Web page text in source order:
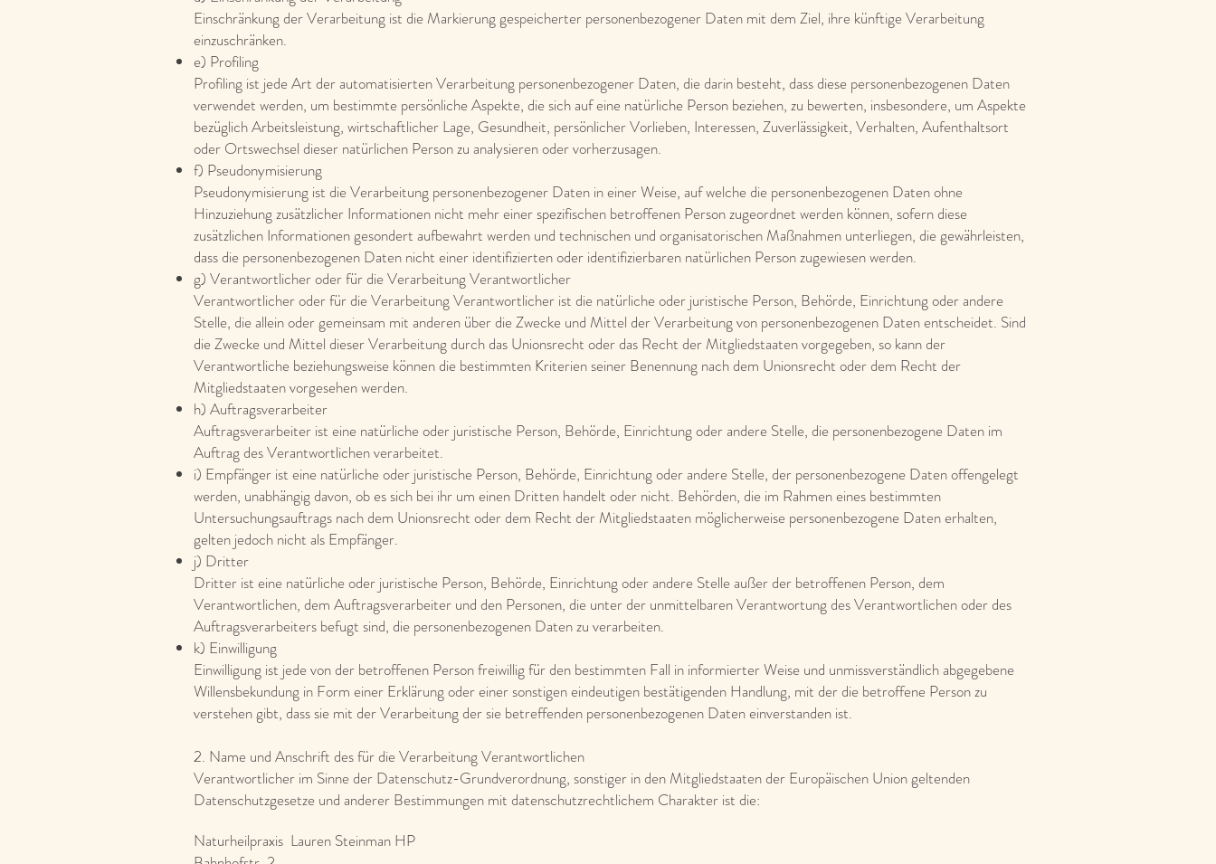
Einschränkung der Verarbeitung ist die Markierung gespeicherter personenbezogener Daten mit dem Ziel, ihre künftige Verarbeitung
einzuschränken.
e) Profiling
Profiling ist jede Art der automatisierten Verarbeitung personenbezogener Daten, die darin besteht, dass diese personenbezogenen Daten
verwendet werden, um bestimmte persönliche Aspekte, die sich auf eine natürliche Person beziehen, zu bewerten, insbesondere, um Aspekte
bezüglich Arbeitsleistung, wirtschaftlicher Lage, Gesundheit, persönlicher Vorlieben, Interessen, Zuverlässigkeit, Verhalten, Aufenthaltsort
oder Ortswechsel dieser natürlichen Person zu analysieren oder vorherzusagen.
f) Pseudonymisierung
Pseudonymisierung ist die Verarbeitung personenbezogener Daten in einer Weise, auf welche die personenbezogenen Daten ohne
Hinzuziehung zusätzlicher Informationen nicht mehr einer spezifischen betroffenen Person zugeordnet werden können, sofern diese
zusätzlichen Informationen gesondert aufbewahrt werden und technischen und organisatorischen Maßnahmen unterliegen, die gewährleisten,
dass die personenbezogenen Daten nicht einer identifizierten oder identifizierbaren natürlichen Person zugewiesen werden.
g) Verantwortlicher oder für die Verarbeitung Verantwortlicher
Verantwortlicher oder für die Verarbeitung Verantwortlicher ist die natürliche oder juristische Person, Behörde, Einrichtung oder andere
Stelle, die allein oder gemeinsam mit anderen über die Zwecke und Mittel der Verarbeitung von personenbezogenen Daten entscheidet. Sind
die Zwecke und Mittel dieser Verarbeitung durch das Unionsrecht oder das Recht der Mitgliedstaaten vorgegeben, so kann der
Verantwortliche beziehungsweise können die bestimmten Kriterien seiner Benennung nach dem Unionsrecht oder dem Recht der
Mitgliedstaaten vorgesehen werden.
h) Auftragsverarbeiter
Auftragsverarbeiter ist eine natürliche oder juristische Person, Behörde, Einrichtung oder andere Stelle, die personenbezogene Daten im
Auftrag des Verantwortlichen verarbeitet.
i) Empfänger ist eine natürliche oder juristische Person, Behörde, Einrichtung oder andere Stelle, der personenbezogene Daten offengelegt
werden, unabhängig davon, ob es sich bei ihr um einen Dritten handelt oder nicht. Behörden, die im Rahmen eines bestimmten
Untersuchungsauftrags nach dem Unionsrecht oder dem Recht der Mitgliedstaaten möglicherweise personenbezogene Daten erhalten,
gelten jedoch nicht als Empfänger.
j) Dritter
Dritter ist eine natürliche oder juristische Person, Behörde, Einrichtung oder andere Stelle außer der betroffenen Person, dem
Verantwortlichen, dem Auftragsverarbeiter und den Personen, die unter der unmittelbaren Verantwortung des Verantwortlichen oder des
Auftragsverarbeiters befugt sind, die personenbezogenen Daten zu verarbeiten.
k) Einwilligung
Einwilligung ist jede von der betroffenen Person freiwillig für den bestimmten Fall in informierter Weise und unmissverständlich abgegebene
Willensbekundung in Form einer Erklärung oder einer sonstigen eindeutigen bestätigenden Handlung, mit der die betroffene Person zu
verstehen gibt, dass sie mit der Verarbeitung der sie betreffenden personenbezogenen Daten einverstanden ist.
2. Name und Anschrift des für die Verarbeitung Verantwortlichen
Verantwortlicher im Sinne der Datenschutz-Grundverordnung, sonstiger in den Mitgliedstaaten der Europäischen Union geltenden
Datenschutzgesetze und anderer Bestimmungen mit datenschutzrechtlichem Charakter ist die:
Naturheilpraxis Lauren Steinman HP